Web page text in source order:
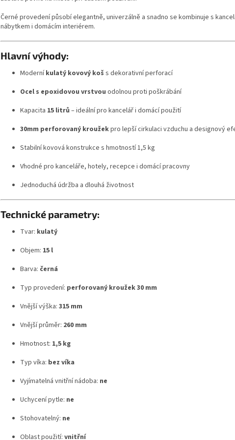
Černé provedení působí elegantně, univerzálně a snadno se kombinuje s
nábytkem i domácím interiérem.
Hlavní výhody:
Moderníkulatý kovový koš s dekorativní perforací
Ocel s epoxidovou vrstvou odolnou proti poškrábání
Kapacita 15 litrů – ideální pro kancelář i domácí použití
30mm perforovaný kroužekpro lepší cirkulaci vzduchu a designový
Stabilní kovová konstrukce s hmotností 1,5 kg
Vhodné pro kanceláře, hotely, recepce i domácí pracovny
Jednoduchá údržba a dlouhá životnost
Technické parametry:
Tvar: kulatý
Objem: 15 l
Barva: černá
Typ provedení: perforovaný kroužek 30 mm
Vnější výška: 315 mm
Vnější průměr: 260 mm
Hmotnost: 1,5 kg
Typ víka: bez víka
Vyjímatelná vnitřní nádoba: ne
Uchycení pytle: ne
Stohovatelný: ne
Oblast použití: vnitřní